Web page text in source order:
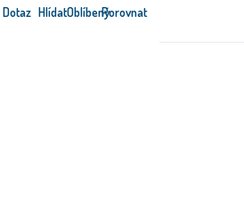
Dotaz HlídatOblíbenýPorovnat